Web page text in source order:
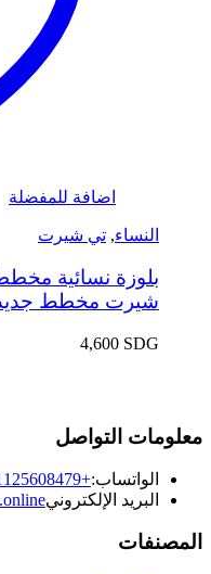
اضافة للمفضلة
النساء, تي شيرت
بلوزة نسائية
شيرت مخطط
4,600 SDG
معلومات التواصل
الواتساب:+601125608479
البريد الإلكتروني
المصنفات